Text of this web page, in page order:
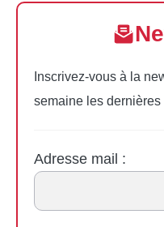
Inscrivez-vous à la
semaine les
Adresse mail :